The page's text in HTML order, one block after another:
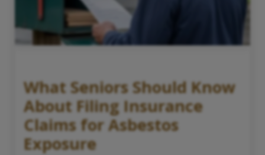
What Seniors Should Know
About Filing Insurance
Claims for Asbestos
Exposure